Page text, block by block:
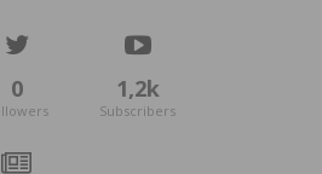
0 1,2k
Subscribers